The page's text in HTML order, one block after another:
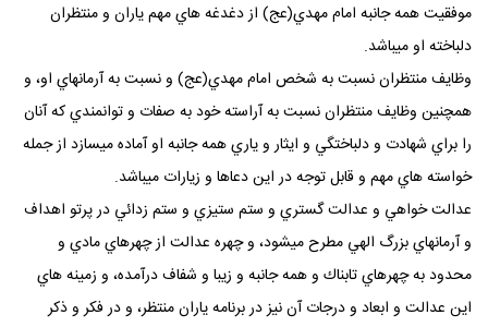
موفقيت همه جانبه امام مهدي(عج) از دغدغه هاي مهم ياران و منتظران
دلباخته او ميباشد.
وظايف منتظران نسبت به شخص امام مهدي(عج) و نسبت به آرمانهاي او، و
همچنين وظايف منتظران نسبت به آراسته خود به صفات و توانمندي كه آنان
را براي شهادت و دلباختگي و ايثار و ياري همه جانبه او آماده ميسازد از جمله
خواسته هاي مهم و قابل توجه در اين دعاها و زيارات ميباشد.
عدالت خواهي و عدالت گستري و ستم ستيزي و ستم زدائي در پرتو اهداف
و آرمانهاي بزرگ الهي مطرح ميشود، و چهره عدالت از چهرهاي مادي و
محدود به چهرهاي تابناك و همه جانبه و زيبا و شفاف درآمده، و زمينه هاي
اين عدالت و ابعاد و درجات آن نيز در برنامه ياران منتظر، و در فكر و ذكر